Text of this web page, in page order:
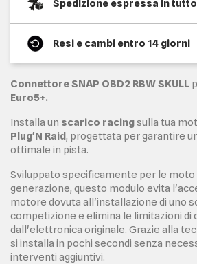
Spedizione espressa in
Resi e cambi entro 14 giorni
Connettore SNAP OBD2 RBW SKULL
Euro5+.
Installa un scarico racingsulla tua
Plug'N Raid, progettata per garantire
ottimale in pista.
Sviluppato specificamente per le moto
generazione, questo modulo evita
motore dovuta all'installazione di uno
competizione e elimina le limitazioni di
dall'elettronica originale. Grazie alla
si installa in pochi secondi senza
interventi aggiuntivi.